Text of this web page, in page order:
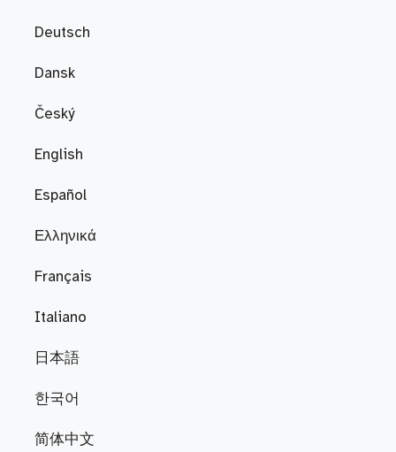
Deutsch
Dansk
Český
English
Español
Ελληνικά
Français
Italiano
日本語
한국어
简体中文